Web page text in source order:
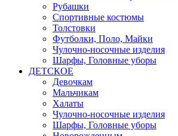
Рубашки
Спортивные костюмы
Толстовки
Футболки, Поло, Майки
Чулочно-носочные изделия
Шарфы, Головные уборы
ДЕТСКОЕ
Девочкам
Мальчикам
Халаты
Чулочно-носочные изделия
Шарфы, Головные уборы